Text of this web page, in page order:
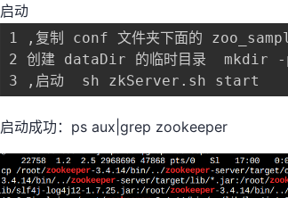
启动
1 ,复制 conf 文件夹下面的
2 创建 dataDir 的临时目录  mkdir
启动成功：ps aux|grep zookeeper